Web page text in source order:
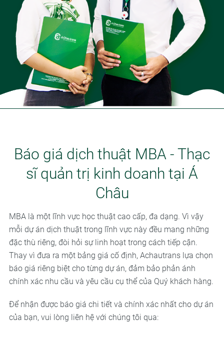
Báo giá dịch thuật MBA - Thạc
sĩ quản trị kinh doanh tại Á
Châu
MBA là một lĩnh vực học thuật cao cấp, đa dạng. Vì vậy
mỗi dự án dịch thuật trong lĩnh vực này đều mang những
đặc thù riêng, đòi hỏi sự linh hoạt trong cách tiếp cận.
Thay vì đưa ra một bảng giá cố định, Achautrans lựa chọn
báo giá riêng biệt cho từng dự án, đảm bảo phản ánh
chính xác nhu cầu và yêu cầu cụ thể của Quý khách hàng.
Để nhận được báo giá chi tiết và chính xác nhất cho dự án
của bạn, vui lòng liên hệ với chúng tôi qua: